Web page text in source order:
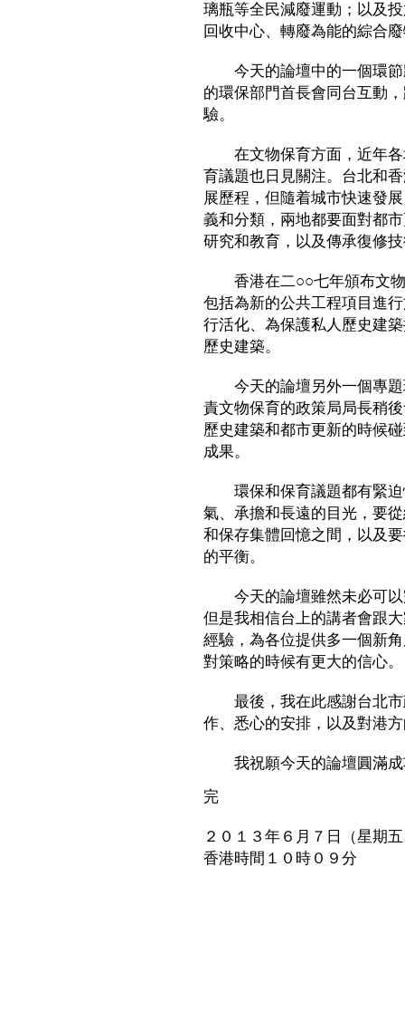
璃瓶等全民減廢運動；以及
回收中心、轉廢為能的綜合
今天的論壇中的一個環節
的環保部門首長會同台互動
驗。
在文物保育方面，近年各
育議題也日見關注。台北和
展歷程，但隨着城市快速發
義和分類，兩地都要面對都
研究和教育，以及傳承復修
香港在二○○七年頒布文物
包括為新的公共工程項目進
行活化、為保護私人歷史建
歷史建築。
今天的論壇另外一個專題
責文物保育的政策局局長稍
歷史建築和都市更新的時候
成果。
環保和保育議題都有緊迫
氣、承擔和長遠的目光，要
和保存集體回憶之間，以及
的平衡。
今天的論壇雖然未必可以
但是我相信台上的講者會跟
經驗，為各位提供多一個新
對策略的時候有更大的信心。
最後，我在此感謝台北市
作、悉心的安排，以及對港
我祝願今天的論壇圓滿成
完
２０１３年６月７日（星期
香港時間１０時０９分